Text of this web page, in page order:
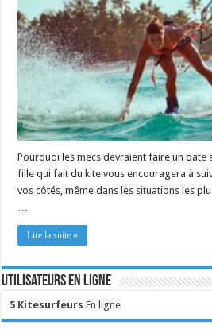
Pourquoi les mecs devraient faire un date
fille qui fait du kite vous encouragera à
vos côtés, même dans les situations les
Lire la suite »
Utilisateurs en ligne
5 Kitesurfeurs En ligne